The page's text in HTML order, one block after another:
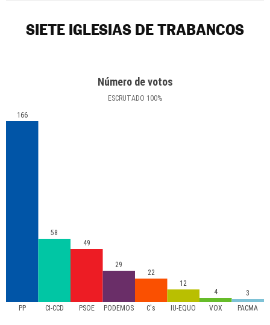
SIETE IGLESIAS DE TRABANCOS
Número de votos
ESCRUTADO 100%
PP CI-CCD PSOE PODEMOS C's IU-EQUO VOX PACMA
166
58
49
29
22
12
4
3